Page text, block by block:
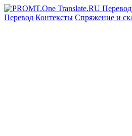
Перевод Контексты Спряжение и